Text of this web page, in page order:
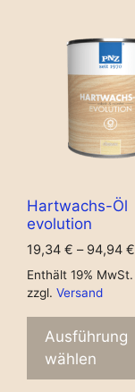
Hartwachs-Öl
evolution
19,34 € – 94,94 €
Enthält 19% MwSt.
zzgl. Versand
Ausführung
wählen